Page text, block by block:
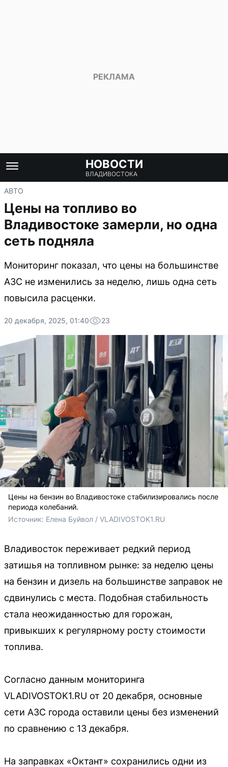
НОВОСТИ
ВЛАДИВОСТОКА
АВТО
Цены на топливо во
Владивостоке замерли, но одна
сеть подняла
Мониторинг показал, что цены на большинстве
АЗС не изменились за неделю, лишь одна сеть
повысила расценки.
20 декабря, 2025, 01:40 23
Цены на бензин во Владивостоке стабилизировались после
периода колебаний.
Источник: Елена Буйвол / VLADIVOSTOK1.RU
Владивосток переживает редкий период
затишья на топливном рынке: за неделю цены
на бензин и дизель на большинстве заправок не
сдвинулись с места. Подобная стабильность
стала неожиданностью для горожан,
привыкших к регулярному росту стоимости
топлива.
Согласно данным мониторинга
VLADIVOSTOK1.RU от 20 декабря, основные
сети АЗС города оставили цены без изменений
по сравнению с 13 декабря.
На заправках «Октант» сохранились одни из